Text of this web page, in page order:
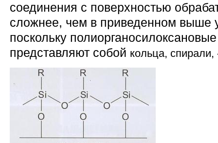
соединения с поверхностью
сложнее, чем в приведенном выше
поскольку
представляют собой кольца, спирали,